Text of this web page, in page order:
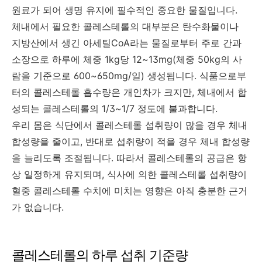
원료가 되어 생명 유지에 필수적인 중요한 물질입니다.
체내에서 필요한 콜레스테롤의 대부분은 탄수화물이나
지방산에서 생긴 아세틸CoA라는 물질로부터 주로 간과
소장으로 하루에 체중 1kg당 12~13mg(체중 50kg의 사
람을 기준으로 600~650mg/일) 생성됩니다. 식품으로부
터의 콜레스테롤 흡수량은 개인차가 크지만, 체내에서 합
성되는 콜레스테롤의 1/3~1/7 정도에 불과합니다.
우리 몸은 식단에서 콜레스테롤 섭취량이 많을 경우 체내
합성량을 줄이고, 반대로 섭취량이 적을 경우 체내 합성량
을 늘리도록 조절됩니다. 따라서 콜레스테롤의 공급은 항
상 일정하게 유지되며, 식사에 의한 콜레스테롤 섭취량이
혈중 콜레스테롤 수치에 미치는 영향은 아직 충분한 근거
가 없습니다.
콜레스테롤의 하루 섭취 기준량